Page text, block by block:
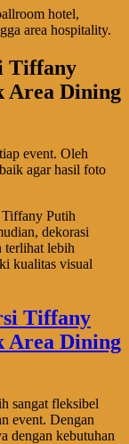
hotel,
area hospitality.
Tiffany
Area Dining
event. Oleh
agar hasil foto
Putih
dekorasi
terlihat lebih
kualitas visual
sangat fleksibel
event. Dengan
dengan kebutuhan